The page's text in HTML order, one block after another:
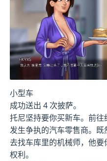
小型车
成功送出 4 次披萨。
托尼坚持要你买新车。前
发生争执的汽车零售商。
去找车库里的机械师，他
权利。